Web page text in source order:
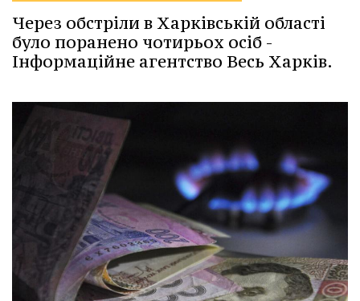
Через обстріли в Харківській області
було поранено чотирьох осіб -
Інформаційне агентство Весь Харків.